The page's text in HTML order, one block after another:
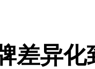
差异化